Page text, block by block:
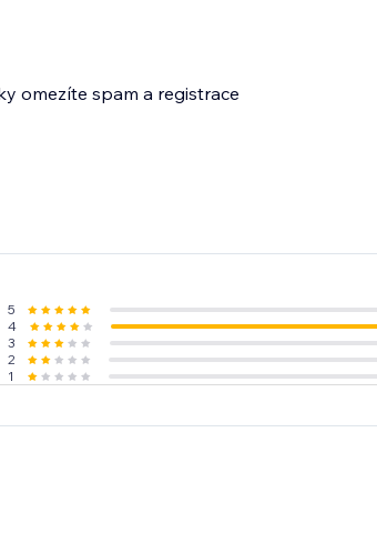
omezíte spam a registrace
5
4
3
2
1